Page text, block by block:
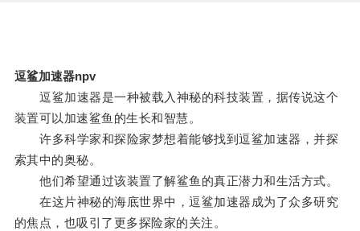
逗鲨加速器npv
逗鲨加速器是一种被载入神秘的科技装置，据传说这个
装置可以加速鲨鱼的生长和智慧。
许多科学家和探险家梦想着能够找到逗鲨加速器，并探
索其中的奥秘。
他们希望通过该装置了解鲨鱼的真正潜力和生活方式。
在这片神秘的海底世界中，逗鲨加速器成为了众多研究
的焦点，也吸引了更多探险家的关注。